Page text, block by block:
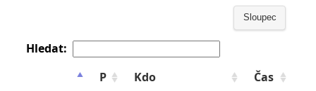
Sloupec
Hledat:
P
Kdo Čas